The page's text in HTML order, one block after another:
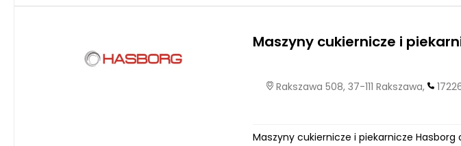
Maszyny cukiernicze i
Rakszawa 508, 37-111 Rakszawa,
Maszyny cukiernicze i piekarnicze